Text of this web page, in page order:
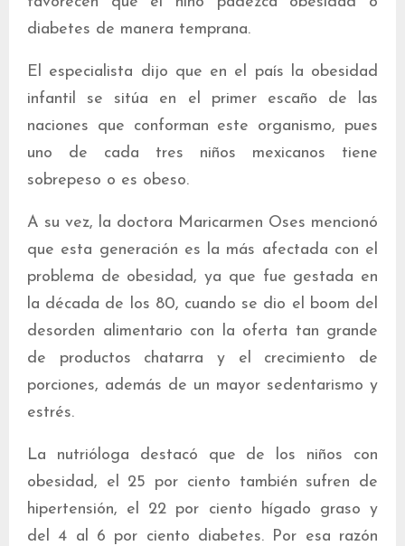
diabetes de manera temprana.
El especialista dijo que en el país la obesidad
infantil se sitúa en el primer escaño de las
naciones que conforman este organismo, pues
uno de cada tres niños mexicanos tiene
sobrepeso o es obeso.
A su vez, la doctora Maricarmen Oses mencionó
que esta generación es la más afectada con el
problema de obesidad, ya que fue gestada en
la década de los 80, cuando se dio el boom del
desorden alimentario con la oferta tan grande
de productos chatarra y el crecimiento de
porciones, además de un mayor sedentarismo y
estrés.
La nutrióloga destacó que de los niños con
obesidad, el 25 por ciento también sufren de
hipertensión, el 22 por ciento hígado graso y
del 4 al 6 por ciento diabetes. Por esa razón